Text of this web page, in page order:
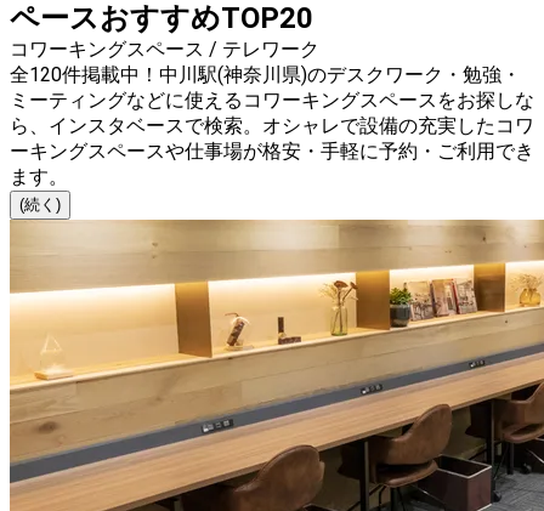
ペースおすすめTOP20
コワーキングスペース / テレワーク
全120件掲載中！中川駅(神奈川県)のデスクワーク・勉強・
ミーティングなどに使えるコワーキングスペースをお探しな
ら、インスタベースで検索。オシャレで設備の充実したコワ
ーキングスペースや仕事場が格安・手軽に予約・ご利用でき
ます。
(続く)